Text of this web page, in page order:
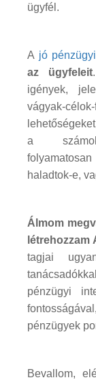
ügyfél.
A jó
az ügyfeleit
igények,
vágyak-
a
haladtok-e,
Álmom
létrehozzam
tagjai
pénzügyi
pénzügyek
Bevallom,